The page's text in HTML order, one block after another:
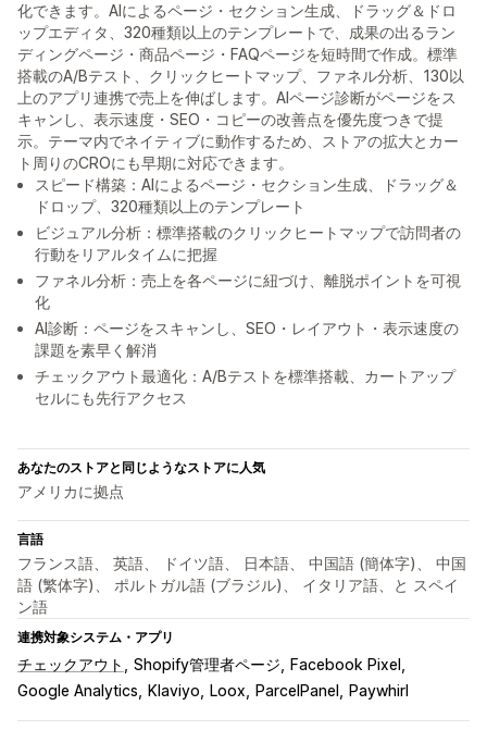
化できます。AIによるページ・セクション生成、ドラッグ＆ドロ
ップエディタ、320種類以上のテンプレートで、成果の出るラン
ディングページ・商品ページ・FAQページを短時間で作成。標準
搭載のA/Bテスト、クリックヒートマップ、ファネル分析、130以
上のアプリ連携で売上を伸ばします。AIページ診断がページをス
キャンし、表示速度・SEO・コピーの改善点を優先度つきで提
示。テーマ内でネイティブに動作するため、ストアの拡大とカー
ト周りのCROにも早期に対応できます。
スピード構築：AIによるページ・セクション生成、ドラッグ＆
ドロップ、320種類以上のテンプレート
ビジュアル分析：標準搭載のクリックヒートマップで訪問者の
行動をリアルタイムに把握
ファネル分析：売上を各ページに紐づけ、離脱ポイントを可視
化
AI診断：ページをスキャンし、SEO・レイアウト・表示速度の
課題を素早く解消
チェックアウト最適化：A/Bテストを標準搭載、カートアップ
セルにも先行アクセス
あなたのストアと同じようなストアに人気
アメリカに拠点
言語
フランス語、 英語、 ドイツ語、 日本語、 中国語 (簡体字)、 中国
語 (繁体字)、 ポルトガル語 (ブラジル)、 イタリア語、と スペイ
ン語
連携対象システム・アプリ
チェックアウト Shopify管理者ページ
Facebook Pixel
Google Analytics
Klaviyo Loox ParcelPanel Paywhirl